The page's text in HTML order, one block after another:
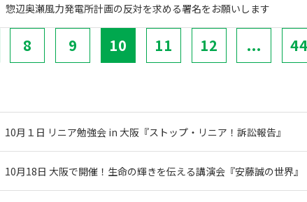
惣辺奥瀬風力発電所計画の反対を求める署名をお願いします
8 9 10 11 12 ... 44
10月１日 リニア勉強会 in 大阪『ストップ・リニア！訴訟報告』
10月18日 大阪で開催！生命の輝きを伝える講演会『安藤誠の世界』